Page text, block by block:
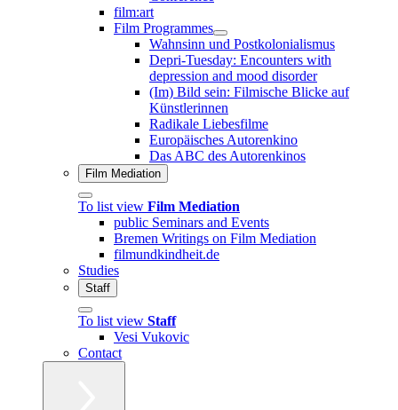
film:art
Film Programmes
Wahnsinn und Postkolonialismus
Depri-Tuesday: Encounters with
depression and mood disorder
(Im) Bild sein: Filmische Blicke auf
Künstlerinnen
Radikale Liebesfilme
Europäisches Autorenkino
Das ABC des Autorenkinos
Film Mediation
To list view Film Mediation
public Seminars and Events
Bremen Writings on Film Mediation
filmundkindheit.de
Studies
Staff
To list view Staff
Vesi Vukovic
Contact